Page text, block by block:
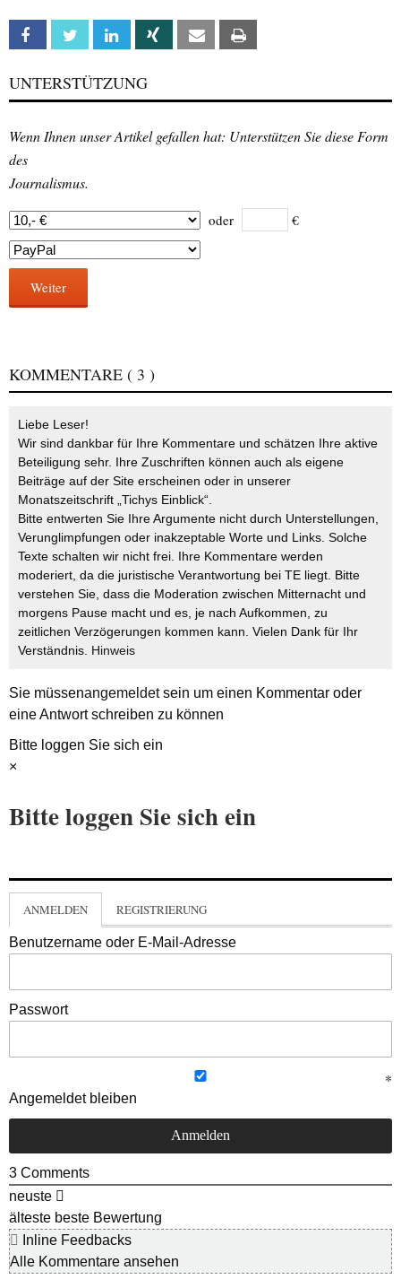
Facebook Twitter Linkedin Xing Email
UNTERSTÜTZUNG
Wenn Ihnen unser Artikel gefallen hat: Unterstützen Sie diese Form
des
Journalismus.
oder €
Weiter
KOMMENTARE ( 3 )
Liebe Leser!
Wir sind dankbar für Ihre Kommentare und schätzen Ihre aktive
Beteiligung sehr. Ihre Zuschriften können auch als eigene
Beiträge auf der Site erscheinen oder in unserer
Monatszeitschrift „Tichys Einblick“.
Bitte entwerten Sie Ihre Argumente nicht durch Unterstellungen,
Verunglimpfungen oder inakzeptable Worte und Links. Solche
Texte schalten wir nicht frei. Ihre Kommentare werden
moderiert, da die juristische Verantwortung bei TE liegt. Bitte
verstehen Sie, dass die Moderation zwischen Mitternacht und
morgens Pause macht und es, je nach Aufkommen, zu
zeitlichen Verzögerungen kommen kann. Vielen Dank für Ihr
Verständnis. Hinweis
Sie müssenangemeldetsein um einen Kommentar oder
eine Antwort schreiben zu können
Bitte loggen Sie sich ein
×
Bitte loggen Sie sich ein
ANMELDEN REGISTRIERUNG
Benutzername oder E-Mail-Adresse
Passwort
Angemeldet bleiben
3 Comments
neuste
älteste beste Bewertung
Inline Feedbacks
Alle Kommentare ansehen